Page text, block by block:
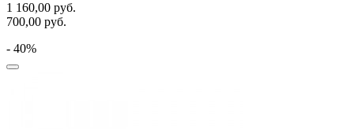
1 160,00 руб.
700,00 руб.
- 40%